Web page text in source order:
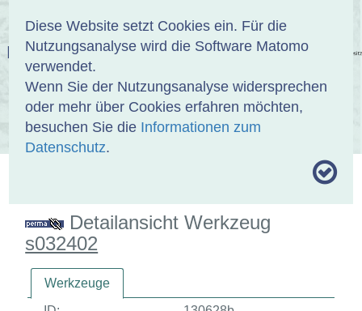
Diese Website setzt Cookies ein. Für die
Nutzungsanalyse wird die Software Matomo
verwendet.
Wenn Sie der Nutzungsanalyse widersprechen
oder mehr über Cookies erfahren möchten,
besuchen Sie die Informationen zum
Datenschutz.
EINBANDDATENBANK
ÜBER UNS SAMMLUNGEN SUCHE
Detailansicht Werkzeug
s032402
Werkzeuge